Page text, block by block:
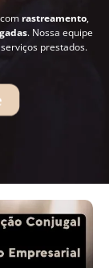
rastreamento,
. Nossa equipe
prestados.